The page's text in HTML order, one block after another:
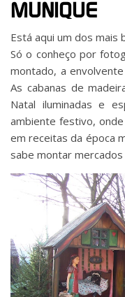
MUNIQUE
Está aqui um dos mais
Só o conheço por
montado, a
As cabanas de
Natal iluminadas e
ambiente festivo,
em receitas da época
sabe montar